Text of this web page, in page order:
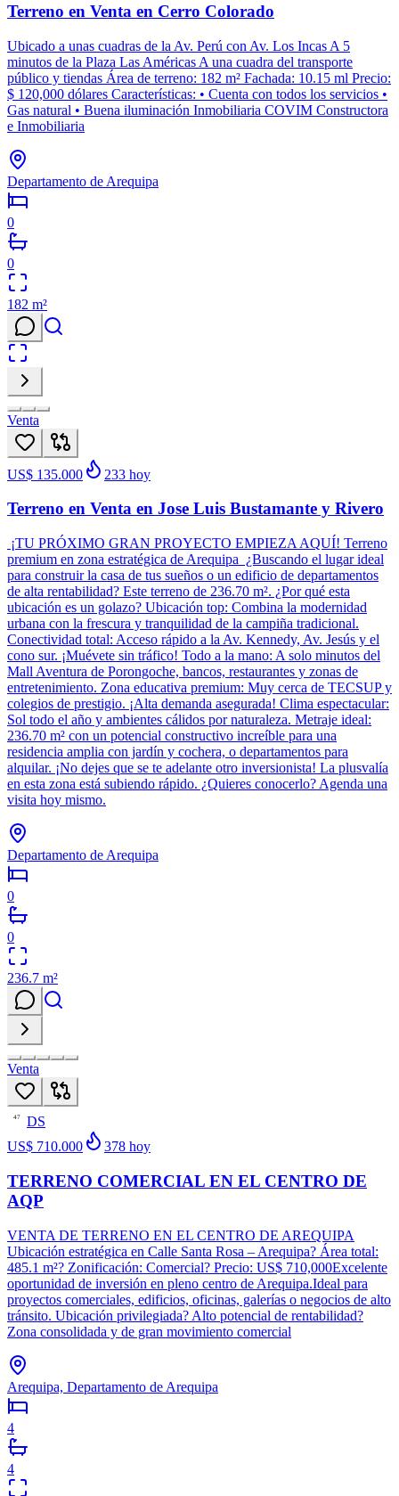
Terreno en Venta en Cerro Colorado
Ubicado a unas cuadras de la Av. Perú con Av. Los Incas A 5
minutos de la Plaza Las Américas A una cuadra del transporte
público y tiendas Área de terreno: 182 m² Fachada: 10.15 ml Precio:
$ 120,000 dólares Características: • Cuenta con todos los servicios •
Gas natural • Buena iluminación Inmobiliaria COVIM Constructora
e Inmobiliaria
Departamento de Arequipa
0
0
182 m²
Venta
US$ 135.000 233 hoy
Terreno en Venta en Jose Luis Bustamante y Rivero
¡TU PRÓXIMO GRAN PROYECTO EMPIEZA AQUÍ! Terreno
premium en zona estratégica de Arequipa ¿Buscando el lugar ideal
para construir la casa de tus sueños o un edificio de departamentos
de alta rentabilidad? Este terreno de 236.70 m². ¿Por qué esta
ubicación es un golazo? Ubicación top: Combina la modernidad
urbana con la frescura y tranquilidad de la campiña tradicional.
Conectividad total: Acceso rápido a la Av. Kennedy, Av. Jesús y el
cono sur. ¡Muévete sin tráfico! Todo a la mano: A solo minutos del
Mall Aventura de Porongoche, bancos, restaurantes y zonas de
entretenimiento. Zona educativa premium: Muy cerca de TECSUP y
colegios de prestigio. ¡Alta demanda asegurada! Clima espectacular:
Sol todo el año y ambientes cálidos por naturaleza. Metraje ideal:
236.70 m² con un potencial constructivo increíble para una
residencia amplia con jardín y cochera, o departamentos para
alquilar. ¡No dejes que se te adelante otro inversionista! La plusvalía
en esta zona está subiendo rápido. ¿Quieres conocerlo? Agenda una
visita hoy mismo.
Departamento de Arequipa
0
0
236.7 m²
Venta
47
DS
US$ 710.000
378 hoy
TERRENO COMERCIAL EN EL CENTRO DE
AQP
VENTA DE TERRENO EN EL CENTRO DE AREQUIPA
Ubicación estratégica en Calle Santa Rosa – Arequipa? Área total:
485.1 m²? Zonificación: Comercial? Precio: US$ 710,000Excelente
oportunidad de inversión en pleno centro de Arequipa.Ideal para
proyectos comerciales, edificios, oficinas, galerías o negocios de alto
tránsito. Ubicación privilegiada? Alto potencial de rentabilidad?
Zona consolidada y de gran movimiento comercial
Arequipa, Departamento de Arequipa
4
4